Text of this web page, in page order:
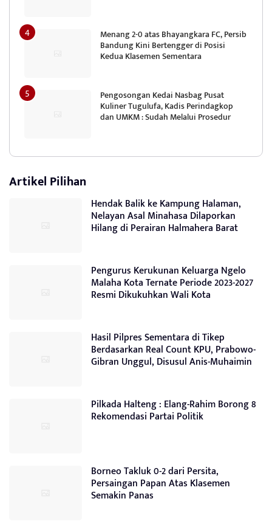
Menang 2-0 atas Bhayangkara FC, Persib
Bandung Kini Bertengger di Posisi
Kedua Klasemen Sementara
Pengosongan Kedai Nasbag Pusat
Kuliner Tugulufa, Kadis Perindagkop
dan UMKM : Sudah Melalui Prosedur
Artikel Pilihan
Hendak Balik ke Kampung Halaman,
Nelayan Asal Minahasa Dilaporkan
Hilang di Perairan Halmahera Barat
Pengurus Kerukunan Keluarga Ngelo
Malaha Kota Ternate Periode 2023-2027
Resmi Dikukuhkan Wali Kota
Hasil Pilpres Sementara di Tikep
Berdasarkan Real Count KPU, Prabowo-
Gibran Unggul, Disusul Anis-Muhaimin
Pilkada Halteng : Elang-Rahim Borong 8
Rekomendasi Partai Politik
Borneo Takluk 0-2 dari Persita,
Persaingan Papan Atas Klasemen
Semakin Panas